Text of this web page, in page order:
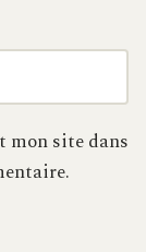
mon site dans